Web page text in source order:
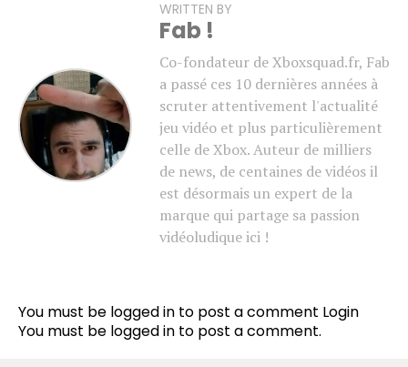
WRITTEN BY
Fab !
Co-fondateur de Xboxsquad.fr, Fab
a passé ces 10 dernières années à
scruter attentivement l'actualité
jeu vidéo et plus particulièrement
celle de Xbox. Auteur de milliers
de news, de centaines de vidéos il
est désormais un expert de la
marque qui partage sa passion
vidéoludique ici !
You must be logged in to post a comment Login
You must be logged in to post a comment.